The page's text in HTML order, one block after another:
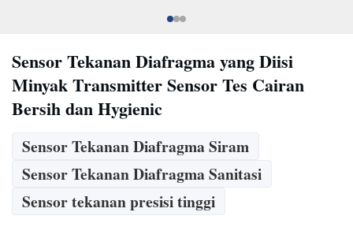
Sensor Tekanan Diafragma yang Diisi
Minyak Transmitter Sensor Tes Cairan
Bersih dan Hygienic
Sensor Tekanan Diafragma Siram
Sensor Tekanan Diafragma Sanitasi
Sensor tekanan presisi tinggi